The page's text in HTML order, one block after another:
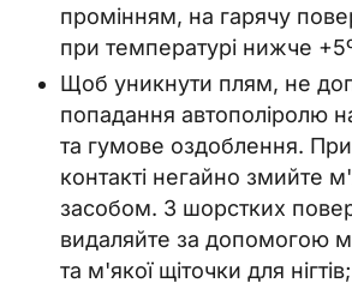
промінням, на гарячу
при температурі нижче
Щоб уникнути плям, не
попадання автополіролю
та гумове оздоблення.
контакті негайно змийте
засобом. З шорстких
видаляйте за допомогою
та м'якої щіточки для нігтів;